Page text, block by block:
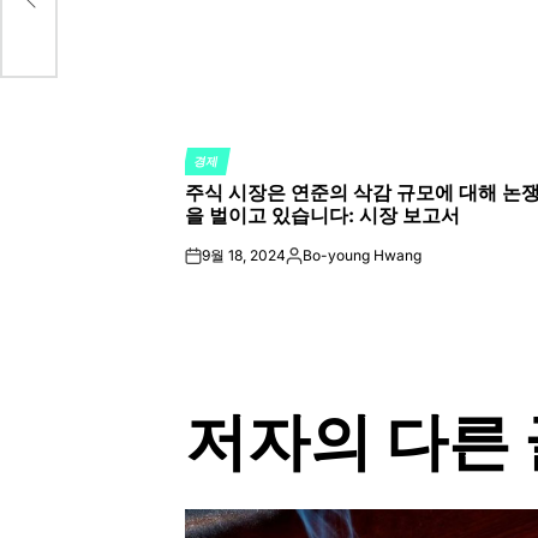
POSTED
IN
경제
주식 시장은 연준의 삭감 규모에 대해 논
을 벌이고 있습니다: 시장 보고서
on9월 18, 2024Posted
Bo-young Hwang
저자의 다른